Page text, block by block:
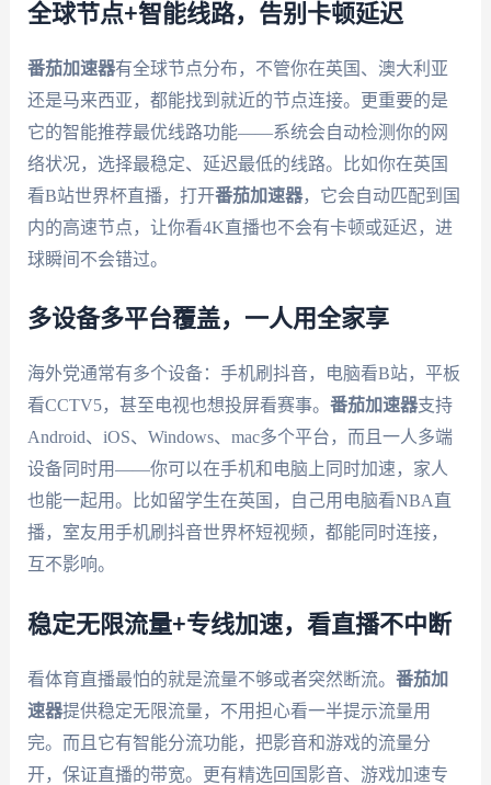
全球节点+智能线路，告别卡顿延迟
番茄加速器有全球节点分布，不管你在英国、澳大利亚
还是马来西亚，都能找到就近的节点连接。更重要的是
它的智能推荐最优线路功能——系统会自动检测你的网
络状况，选择最稳定、延迟最低的线路。比如你在英国
看B站世界杯直播，打开番茄加速器，它会自动匹配到国
内的高速节点，让你看4K直播也不会有卡顿或延迟，进
球瞬间不会错过。
多设备多平台覆盖，一人用全家享
海外党通常有多个设备：手机刷抖音，电脑看B站，平板
看CCTV5，甚至电视也想投屏看赛事。 番茄加速器支持
Android、iOS、Windows、mac多个平台，而且一人多端
设备同时用——你可以在手机和电脑上同时加速，家人
也能一起用。比如留学生在英国，自己用电脑看NBA直
播，室友用手机刷抖音世界杯短视频，都能同时连接，
互不影响。
稳定无限流量+专线加速，看直播不中断
看体育直播最怕的就是流量不够或者突然断流。 番茄加
速器提供稳定无限流量，不用担心看一半提示流量用
完。而且它有智能分流功能，把影音和游戏的流量分
开，保证直播的带宽。更有精选回国影音、游戏加速专